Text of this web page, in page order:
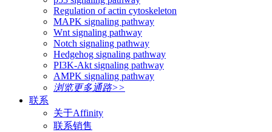
Regulation of actin cytoskeleton
MAPK signaling pathway
Wnt signaling pathway
Notch signaling pathway
Hedgehog signaling pathway
PI3K-Akt signaling pathway
AMPK signaling pathway
浏览更多通路>>
联系
关于Affinity
联系销售